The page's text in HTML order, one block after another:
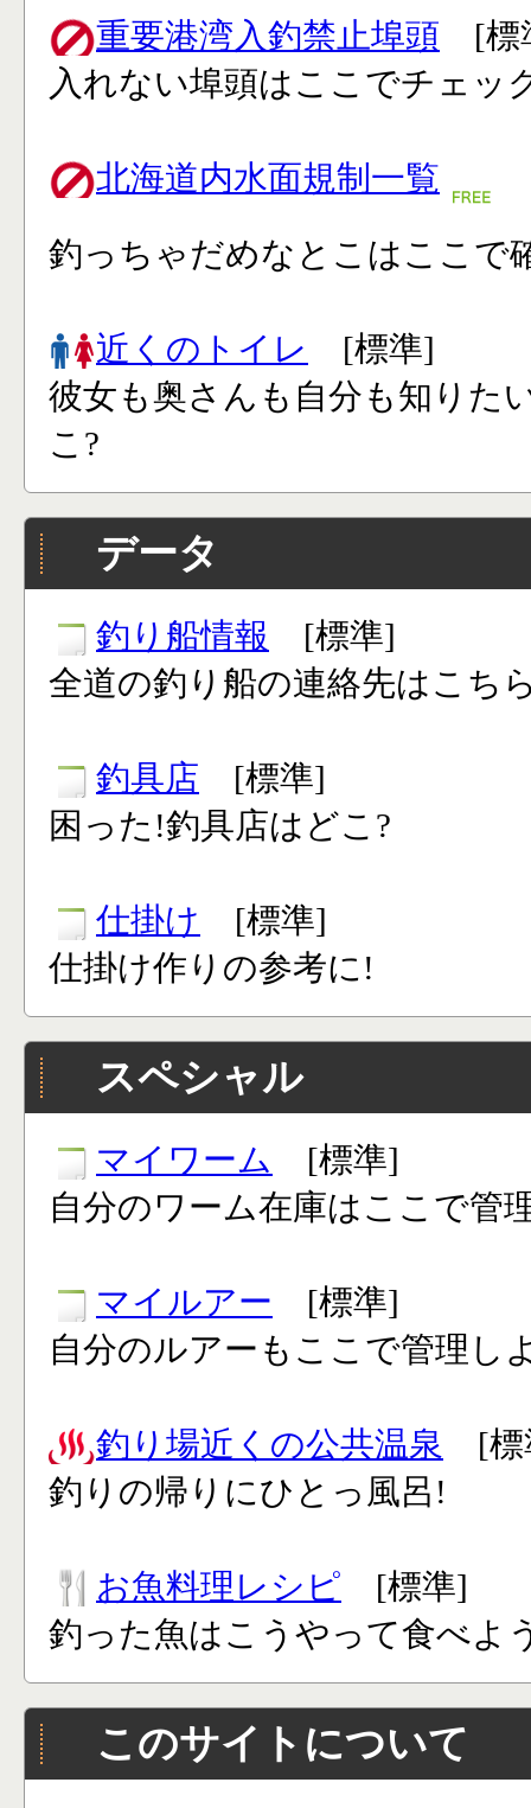
重要港湾入釣禁止埠頭 [標
入れない埠頭はここでチェッ
北海道内水面規制一覧
釣っちゃだめなとこはここで
近くのトイレ
[標準]
彼女も奥さんも自分も知りた
こ?
データ
釣り船情報 [標準]
全道の釣り船の連絡先はこち
釣具店 [標準]
困った!釣具店はどこ?
仕掛け [標準]
仕掛け作りの参考に!
スペシャル
マイワーム
[標準]
自分のワーム在庫はここで管
マイルアー [標準]
自分のルアーもここで管理し
釣り場近くの公共温泉 [標
釣りの帰りにひとっ風呂!
お魚料理レシピ [標準]
釣った魚はこうやって食べよ
このサイトについて